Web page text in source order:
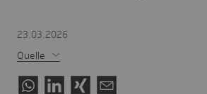
23.03.2026
Quelle